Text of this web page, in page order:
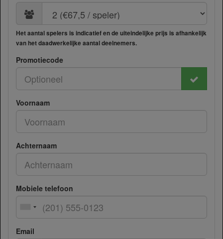
Het aantal spelers is indicatief en de uiteindelijke prijs is afhankelijk
van het daadwerkelijke aantal deelnemers.
Promotiecode
Voornaam
Achternaam
Mobiele telefoon
Email